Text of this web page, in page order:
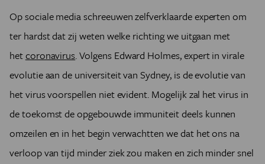
Op sociale media schreeuwen zelfverklaarde experten om
ter hardst dat zij weten welke richting we uitgaan met
hetcoronavirus. Volgens Edward Holmes, expert in virale
evolutie aan de universiteit van Sydney, is de evolutie van
het virus voorspellen niet evident. Mogelijk zal het virus in
de toekomst de opgebouwde immuniteit deels kunnen
omzeilen en in het begin verwachtten we dat het ons na
verloop van tijd minder ziek zou maken en zich minder snel